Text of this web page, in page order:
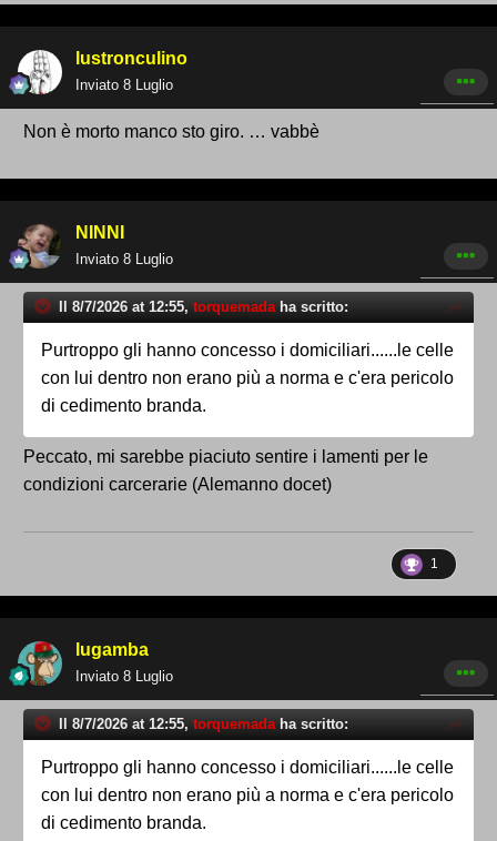
lustronculino
Inviato 8 Luglio
Non è morto manco sto giro. … vabbè
NINNI
Inviato 8 Luglio
Il 8/7/2026 at 12:55, torquemadaha scritto:
Purtroppo gli hanno concesso i domiciliari......le celle
con lui dentro non erano più a norma e c'era pericolo
di cedimento branda.
Peccato, mi sarebbe piaciuto sentire i lamenti per le
condizioni carcerarie (Alemanno docet)
1
lugamba
Inviato 8 Luglio
Il 8/7/2026 at 12:55, torquemadaha scritto:
Purtroppo gli hanno concesso i domiciliari......le celle
con lui dentro non erano più a norma e c'era pericolo
di cedimento branda.